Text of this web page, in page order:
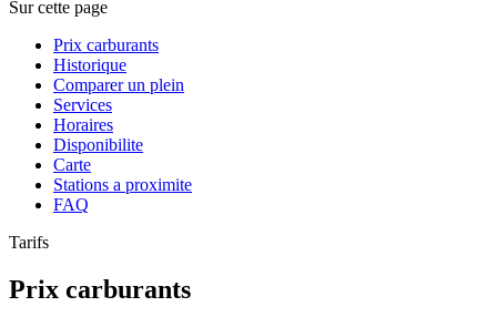
Sur cette page
Prix carburants
Historique
Comparer un plein
Services
Horaires
Disponibilite
Carte
Stations a proximite
FAQ
Tarifs
Prix carburants